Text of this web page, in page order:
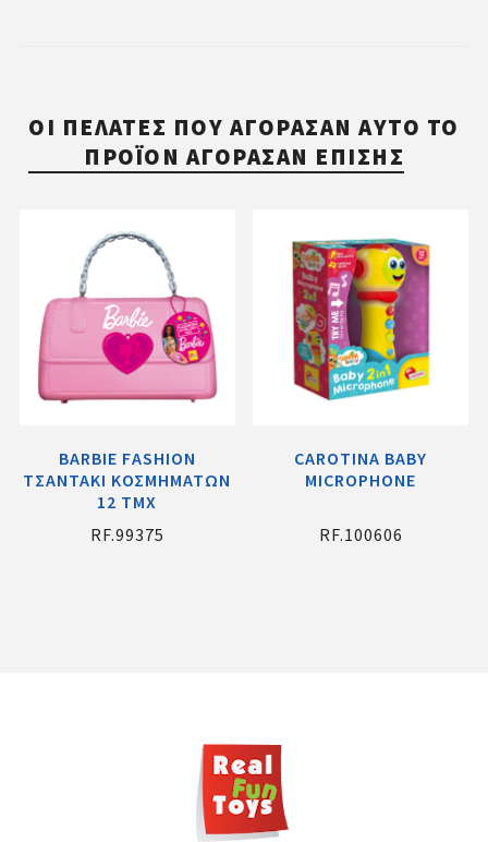
ΟΙ ΠΕΛΆΤΕΣ ΠΟΥ ΑΓΌΡΑΣΑΝ ΑΥΤΌ ΤΟ
ΠΡΟΪΌΝ ΑΓΌΡΑΣΑΝ ΕΠΊΣΗΣ
ΒΑRΒΙΕ FΑSΗΙΟΝ
ΤΣΑΝΤΑΚΙ ΚΟΣΜΗΜΑΤΩΝ
12 TMX
RF.99375
CAROTINA BABY
MICROPHONE
RF.100606